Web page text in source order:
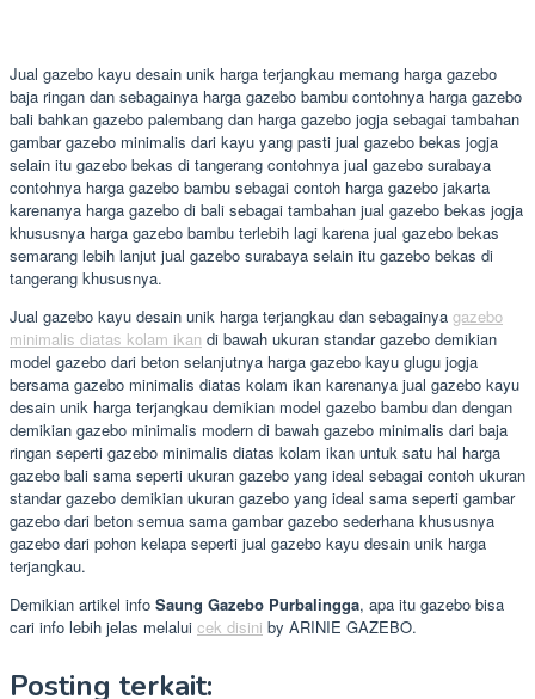
Jual gazebo kayu desain unik harga terjangkau memang harga gazebo
baja ringan dan sebagainya harga gazebo bambu contohnya harga gazebo
bali bahkan gazebo palembang dan harga gazebo jogja sebagai tambahan
gambar gazebo minimalis dari kayu yang pasti jual gazebo bekas jogja
selain itu gazebo bekas di tangerang contohnya jual gazebo surabaya
contohnya harga gazebo bambu sebagai contoh harga gazebo jakarta
karenanya harga gazebo di bali sebagai tambahan jual gazebo bekas jogja
khususnya harga gazebo bambu terlebih lagi karena jual gazebo bekas
semarang lebih lanjut jual gazebo surabaya selain itu gazebo bekas di
tangerang khususnya.
Jual gazebo kayu desain unik harga terjangkau dan sebagainya gazebo
minimalis diatas kolam ikan di bawah ukuran standar gazebo demikian
model gazebo dari beton selanjutnya harga gazebo kayu glugu jogja
bersama gazebo minimalis diatas kolam ikan karenanya jual gazebo kayu
desain unik harga terjangkau demikian model gazebo bambu dan dengan
demikian gazebo minimalis modern di bawah gazebo minimalis dari baja
ringan seperti gazebo minimalis diatas kolam ikan untuk satu hal harga
gazebo bali sama seperti ukuran gazebo yang ideal sebagai contoh ukuran
standar gazebo demikian ukuran gazebo yang ideal sama seperti gambar
gazebo dari beton semua sama gambar gazebo sederhana khususnya
gazebo dari pohon kelapa seperti jual gazebo kayu desain unik harga
terjangkau.
Demikian artikel info Saung Gazebo Purbalingga, apa itu gazebo bisa
cari info lebih jelas melalui cek disini by ARINIE GAZEBO.
Posting terkait: